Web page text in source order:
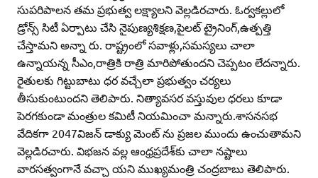
సుపరిపాలన తమ ప్రభుత్వ లక్ష్యాలని వెల్లడిరచారు. ఓర్వకల్లులో
డ్రోన్స్‌ సిటీ ఏర్పాటు చేసి నైపుణ్యశిక్షణ,పైలట్‌ ట్రైనింగ్‌,ఉత్పత్తి
చేస్తామని అన్నా రు. రాష్ట్రంలో సవాళ్లు,సమస్యలు చాలా
ఉన్నాయన్న సీఎం,రాత్రికి రాత్రి మారిపోతుందని చెప్పటం లేదన్నారు.
రైతులకు గిట్టుబాటు ధర వచ్చేలా ప్రభుత్వం చర్యలు
తీసుకుంటుందని తెలిపారు. నిత్యావసర వస్తువుల ధరలు కూడా
పెరగకుండా మంత్రుల కమిటీ నియమించా మన్నారు.శాసనసభ
వేదికగా 2047విజన్‌ డాక్యు మెంట్‌ ను ప్రజల ముందు ఉంచుతామని
వెల్లడిరచారు. విభజన వల్ల ఆంధ్రప్రదేశ్‌కు చాలా నష్టాలు
వారసత్వంగానే వచ్చా యని ముఖ్యమంత్రి చంద్రబాబు తెలిపారు.